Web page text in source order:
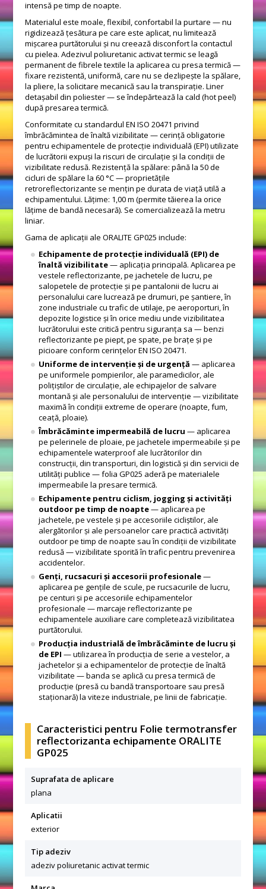
intensă pe timp de noapte.
Materialul este moale, flexibil, confortabil la purtare — nu
rigidizează țesătura pe care este aplicat, nu limitează
mișcarea purtătorului și nu creează disconfort la contactul
cu pielea. Adezivul poliuretanic activat termic se leagă
permanent de fibrele textile la aplicarea cu presa termică —
fixare rezistentă, uniformă, care nu se dezlipește la spălare,
la pliere, la solicitare mecanică sau la transpirație. Liner
detașabil din poliester — se îndepărtează la cald (hot peel)
după presarea termică.
Conformitate cu standardul EN ISO 20471 privind
îmbrăcămintea de înaltă vizibilitate — cerință obligatorie
pentru echipamentele de protecție individuală (EPI) utilizate
de lucrătorii expuși la riscuri de circulație și la condiții de
vizibilitate redusă. Rezistență la spălare: până la 50 de
cicluri de spălare la 60 °C — proprietățile
retroreflectorizante se mențin pe durata de viață utilă a
echipamentului. Lățime: 1,00 m (permite tăierea la orice
lățime de bandă necesară). Se comercializează la metru
liniar.
Gama de aplicații ale ORALITE GP025 include:
Echipamente de protecție individuală (EPI) de
înaltă vizibilitate— aplicația principală. Aplicarea pe
vestele reflectorizante, pe jachetele de lucru, pe
salopetele de protecție și pe pantalonii de lucru ai
personalului care lucrează pe drumuri, pe șantiere, în
zone industriale cu trafic de utilaje, pe aeroporturi, în
depozite logistice și în orice mediu unde vizibilitatea
lucrătorului este critică pentru siguranța sa — benzi
reflectorizante pe piept, pe spate, pe brațe și pe
picioare conform cerințelor EN ISO 20471.
Uniforme de intervenție și de urgență — aplicarea
pe uniformele pompierilor, ale paramedicilor, ale
polițiștilor de circulație, ale echipajelor de salvare
montană și ale personalului de intervenție — vizibilitate
maximă în condiții extreme de operare (noapte, fum,
ceață, ploaie).
Îmbrăcăminte impermeabilă de lucru — aplicarea
pe pelerinele de ploaie, pe jachetele impermeabile și pe
echipamentele waterproof ale lucrătorilor din
construcții, din transporturi, din logistică și din servicii de
utilități publice — folia GP025 aderă pe materialele
impermeabile la presare termică.
Echipamente pentru ciclism, jogging și activități
outdoor pe timp de noapte— aplicarea pe
jachetele, pe vestele și pe accesoriile cicliștilor, ale
alergătorilor și ale persoanelor care practică activități
outdoor pe timp de noapte sau în condiții de vizibilitate
redusă — vizibilitate sporită în trafic pentru prevenirea
accidentelor.
Genți, rucsacuri și accesorii profesionale—
aplicarea pe gențile de scule, pe rucsacurile de lucru,
pe centuri și pe accesoriile echipamentelor
profesionale — marcaje reflectorizante pe
echipamentele auxiliare care completează vizibilitatea
purtătorului.
Producția industrială de îmbrăcăminte de lucru și
de EPI — utilizarea în producția de serie a vestelor, a
jachetelor și a echipamentelor de protecție de înaltă
vizibilitate — banda se aplică cu presa termică de
producție (presă cu bandă transportoare sau presă
staționară) la viteze industriale, pe linii de fabricație.
Caracteristici pentru Folie termotransfer
reflectorizanta echipamente ORALITE
GP025
Suprafata de aplicare
plana
Aplicatii
exterior
Tip adeziv
adeziv poliuretanic activat termic